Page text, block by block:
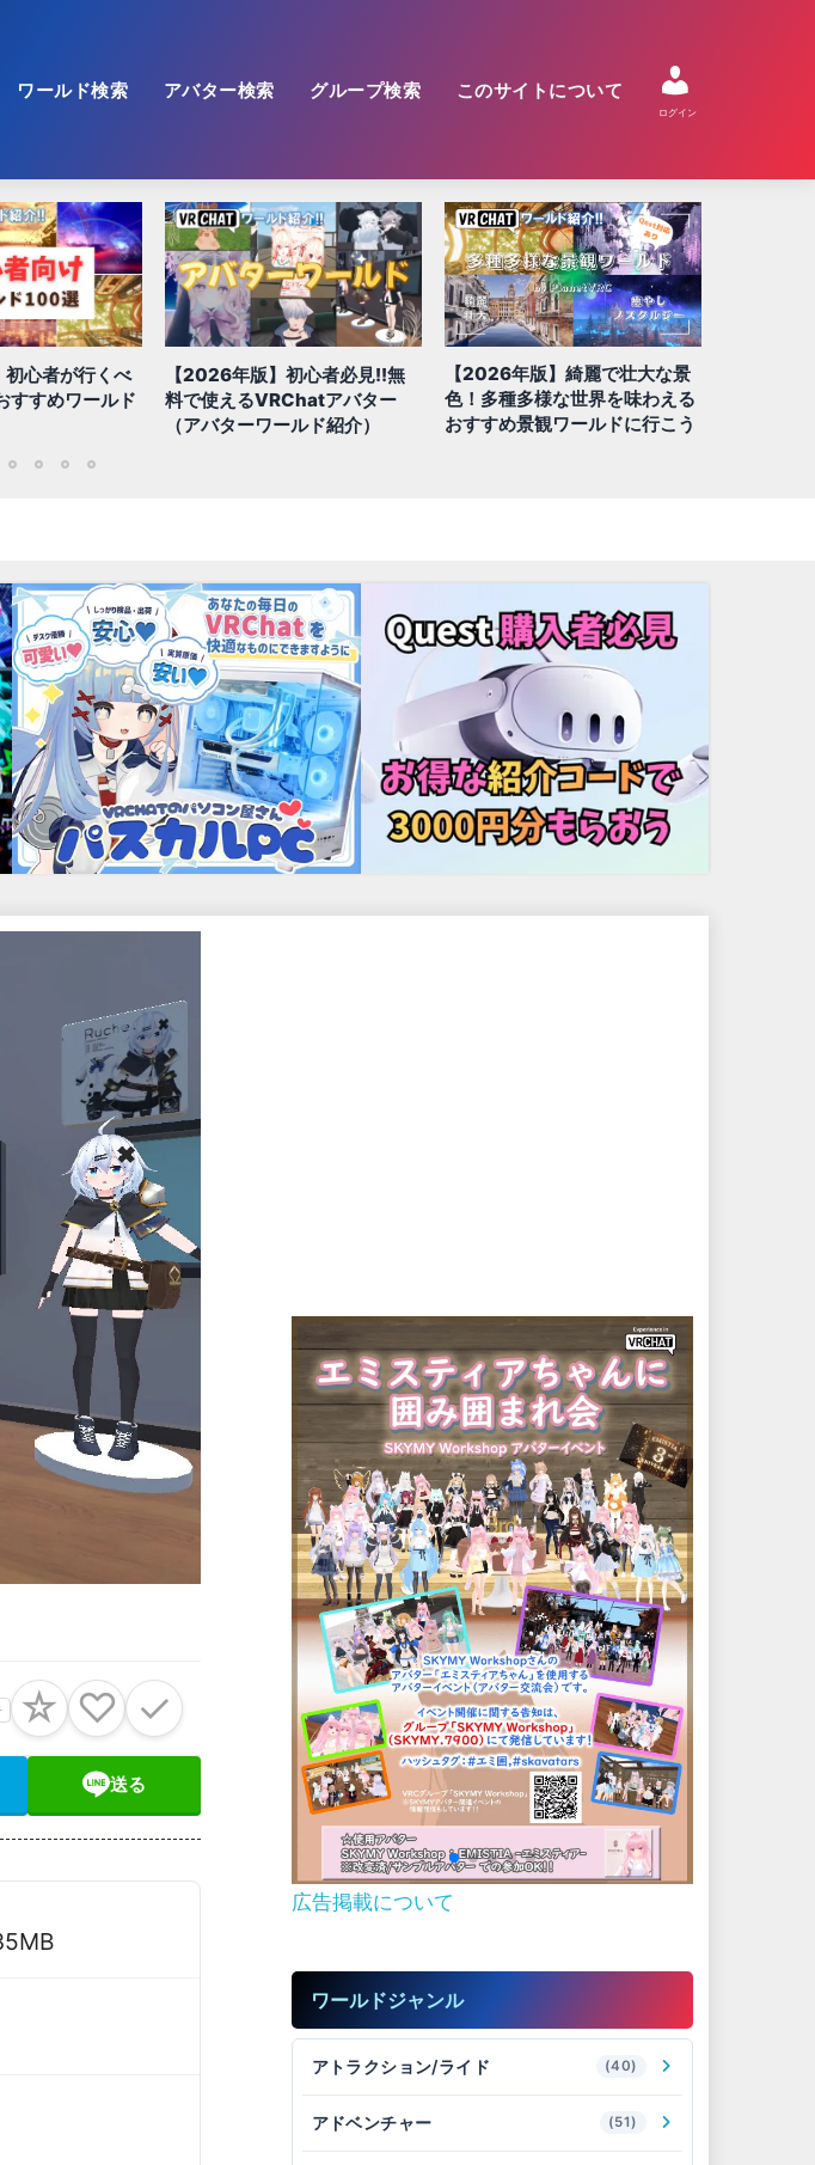
ワールド検索 アバター検索 グループ検索 このサイトについて
ログイン
初心者が行くべ
すすめワールド
【2026年版】初心者必見!!無
料で使えるVRChatアバター
（アバターワールド紹介）
【2026年版】綺麗で壮大な景
色！多種多様な世界を味わえる
おすすめ景観ワールドに行こう
☆ ♡ ✓
送る
広告掲載について
ワールドジャンル
アトラクション/ライド (40)
アドベンチャー (51)